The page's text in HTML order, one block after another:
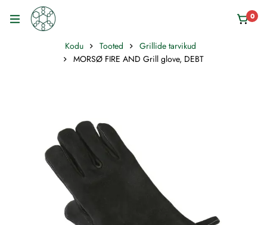
0
Kodu Tooted
Grillide tarvikud
MORSØ FIRE AND Grill glove, DEBT